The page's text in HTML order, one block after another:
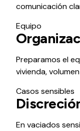
comunicación
Equipo
Preparamos el
vivienda,
Casos sensibles
En vaciados